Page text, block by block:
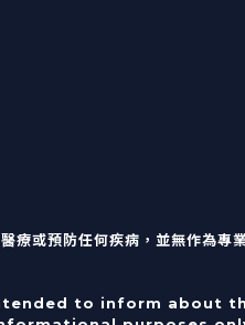
療或預防任何疾病，並無作為專
to inform about